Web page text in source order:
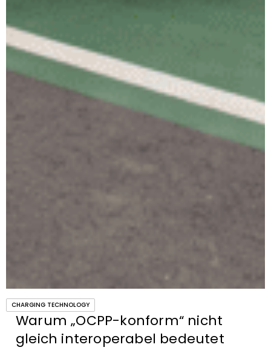
CHARGING TECHNOLOGY
Warum „OCPP-konform“ nicht
gleich interoperabel bedeutet